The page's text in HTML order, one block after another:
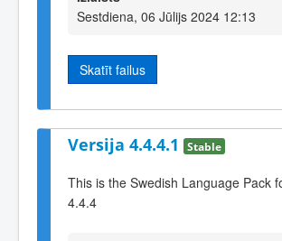
Sestdiena, 06 Jūlijs 2024 12:13
Skatīt failus
Versija 4.4.4.1 Stable
This is the Swedish Language Pack
4.4.4